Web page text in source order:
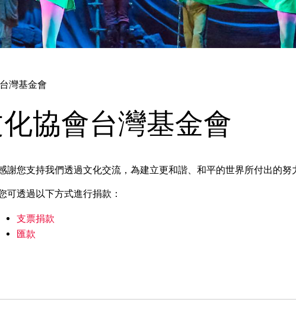
灣基金會
協會台灣基金會
謝您支持我們透過文化交流，為建立更和諧、和平的世界所付出的努
可透過以下方式進行捐款：
支票捐款
匯款